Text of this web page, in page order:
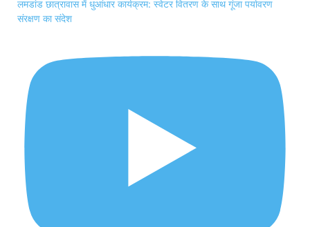
लमडांड छात्रावास में धुआंधार कार्यक्रम: स्वेटर वितरण के साथ गूंजा पर्यावरण
संरक्षण का संदेश